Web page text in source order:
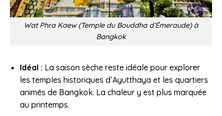
Wat Phra Kaew (Temple du Bouddha d’Émeraude) à
Bangkok
Idéal : La saison sèche reste idéale pour explorer
les temples historiques d’Ayutthaya et les quartiers
animés de Bangkok. La chaleur y est plus marquée
au printemps.